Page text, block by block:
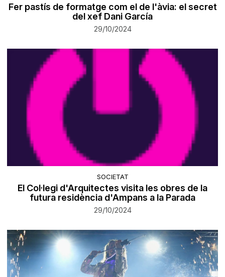
Fer pastís de formatge com el de l'àvia: el secret
del xef Dani García
29/10/2024
SOCIETAT
El Col·legi d'Arquitectes visita les obres de la
futura residència d'Ampans a la Parada
29/10/2024